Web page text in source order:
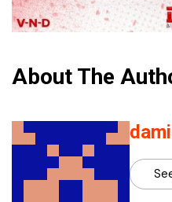
About The